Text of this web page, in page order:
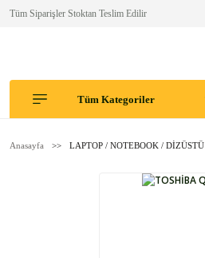
Tüm Siparişler Stoktan Teslim Edilir
Tüm Kategoriler
Anasayfa LAPTOP / NOTEBOOK / DİZÜSTÜ